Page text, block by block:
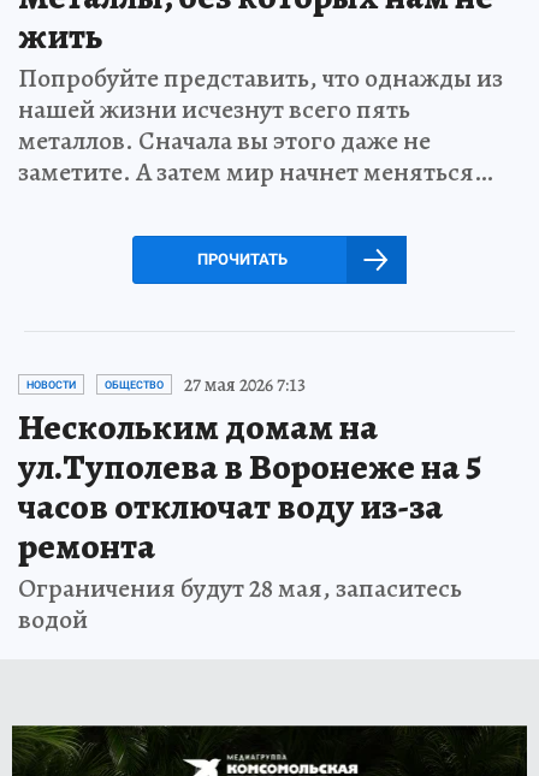
жить
Попробуйте представить, что однажды из
нашей жизни исчезнут всего пять
металлов. Сначала вы этого даже не
заметите. А затем мир начнет меняться…
ПРОЧИТАТЬ
НОВОСТИ ОБЩЕСТВО 27 мая 2026 7:13
Нескольким домам на
ул.Туполева в Воронеже на 5
часов отключат воду из-за
ремонта
Ограничения будут 28 мая, запаситесь
водой